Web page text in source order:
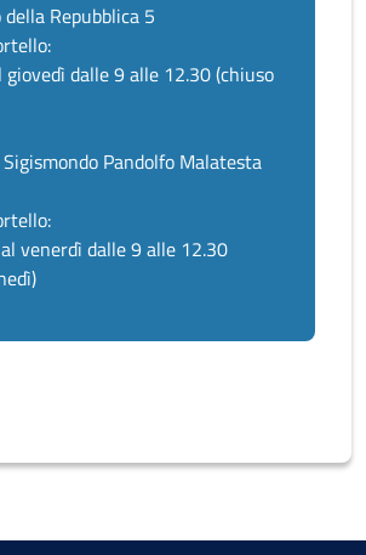
Repubblica 5
dalle 9 alle 12.30 (chiuso
Pandolfo Malatesta
venerdì dalle 9 alle 12.30